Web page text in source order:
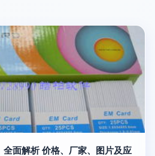
面解析 价格、厂家、图片及应